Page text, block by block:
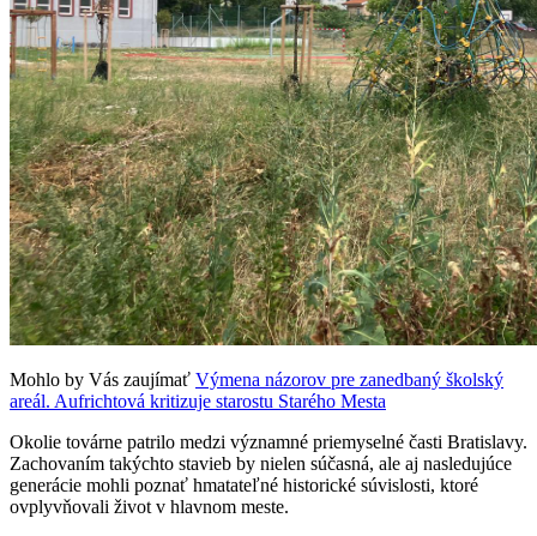
Mohlo by Vás zaujímať Výmena názorov pre zanedbaný školský
areál. Aufrichtová kritizuje starostu Starého Mesta
Okolie továrne patrilo medzi významné priemyselné časti Bratislavy.
Zachovaním takýchto stavieb by nielen súčasná, ale aj nasledujúce
generácie mohli poznať hmatateľné historické súvislosti, ktoré
ovplyvňovali život v hlavnom meste.